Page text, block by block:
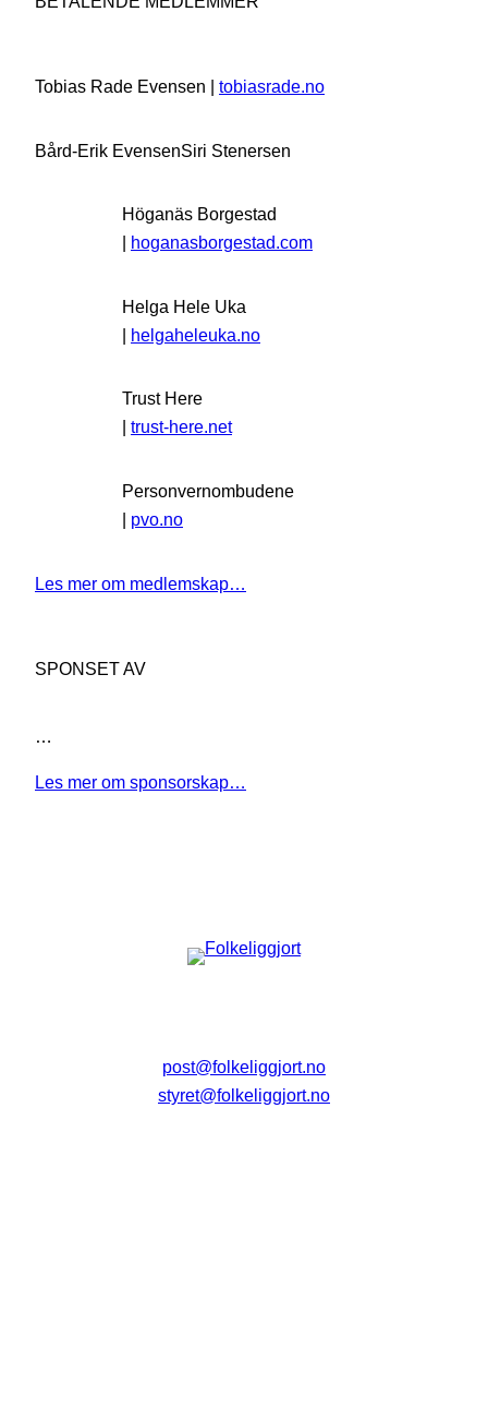
Tobias Rade Evensen | tobiasrade.no
Bård-Erik EvensenSiri Stenersen
Höganäs Borgestad
| hoganasborgestad.com
Helga Hele Uka
| helgaheleuka.no
Trust Here
trust-here.net
Personvernombudene
| pvo.no
Les mer om medlemskap…
SPONSET AV
…
Les mer om sponsorskap…
post@folkeliggjort.no
styret@folkeliggjort.no